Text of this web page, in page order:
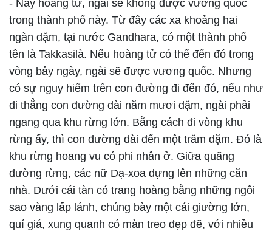
- Này hoàng tử, ngài sẽ không được vương quốc
trong thành phố này. Từ đây các xa khoảng hai
ngàn dặm, tại nước Gandhara, có một thành phố
tên là Takkasilà. Nếu hoàng tử có thể đến đó trong
vòng bảy ngày, ngài sẽ được vương quốc. Nhưng
có sự nguy hiểm trên con đường đi đến đó, nếu như
đi thẳng con đường dài năm mươi dặm, ngài phải
ngang qua khu rừng lớn. Bằng cách đi vòng khu
rừng ấy, thì con đường dài đến một trăm dặm. Ðó là
khu rừng hoang vu có phi nhân ở. Giữa quãng
đường rừng, các nữ Dạ-xoa dựng lên những căn
nhà. Dưới cái tàn có trang hoàng bằng những ngôi
sao vàng lấp lánh, chúng bày một cái giường lớn,
quí giá, xung quanh có màn treo đẹp đẽ, với nhiều